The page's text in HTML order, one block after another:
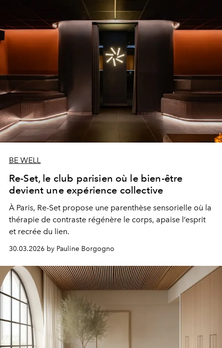
BE WELL
Re-Set, le club parisien où le bien-être
devient une expérience collective
À Paris, Re-Set propose une parenthèse sensorielle où la
thérapie de contraste régénère le corps, apaise l’esprit
et recrée du lien.
30.03.2026 by Pauline Borgogno